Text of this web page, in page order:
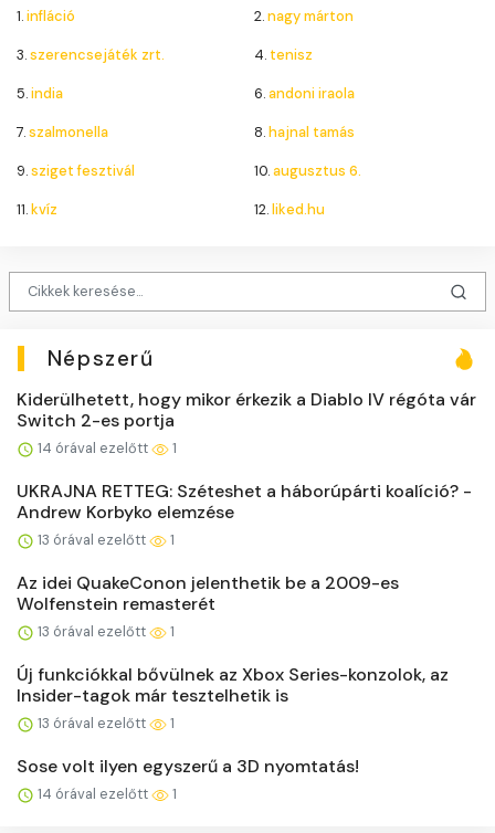
1.infláció 2.nagy márton
3.szerencsejáték zrt. 4. tenisz
5.india 6.andoni iraola
7.szalmonella 8.hajnal tamás
9.sziget fesztivál 10.augusztus 6.
11.kvíz 12.liked.hu
Népszerű
Kiderülhetett, hogy mikor érkezik a Diablo IV régóta vár
Switch 2-es portja
14 órával ezelőtt 1
UKRAJNA RETTEG: Széteshet a háborúpárti koalíció? -
Andrew Korbyko elemzése
13 órával ezelőtt 1
Az idei QuakeConon jelenthetik be a 2009-es
Wolfenstein remasterét
13 órával ezelőtt 1
Új funkciókkal bővülnek az Xbox Series-konzolok, az
Insider-tagok már tesztelhetik is
13 órával ezelőtt 1
Sose volt ilyen egyszerű a 3D nyomtatás!
14 órával ezelőtt 1